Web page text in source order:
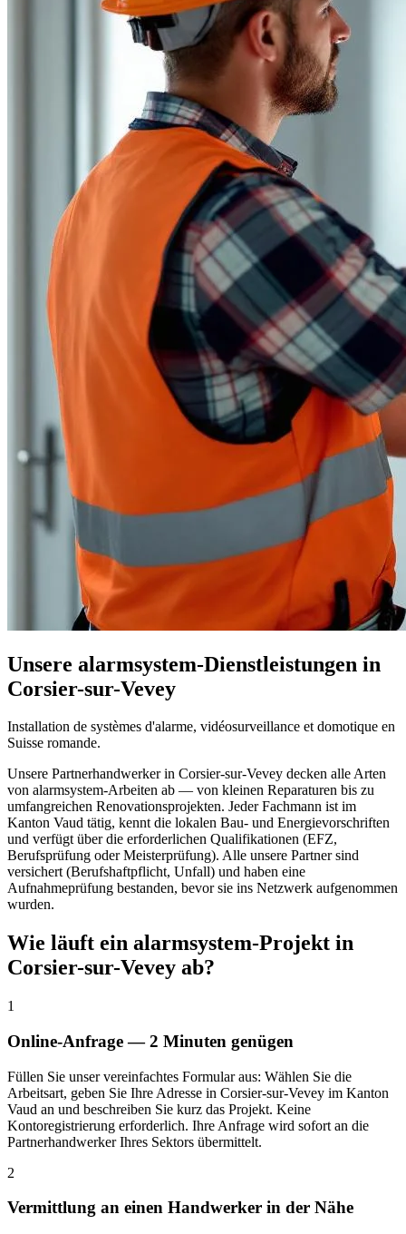
Unsere alarmsystem-Dienstleistungen in
Corsier-sur-Vevey
Installation de systèmes d'alarme, vidéosurveillance et domotique en
Suisse romande.
Unsere Partnerhandwerker in Corsier-sur-Vevey decken alle Arten
von alarmsystem-Arbeiten ab — von kleinen Reparaturen bis zu
umfangreichen Renovationsprojekten. Jeder Fachmann ist im
Kanton Vaud tätig, kennt die lokalen Bau- und Energievorschriften
und verfügt über die erforderlichen Qualifikationen (EFZ,
Berufsprüfung oder Meisterprüfung). Alle unsere Partner sind
versichert (Berufshaftpflicht, Unfall) und haben eine
Aufnahmeprüfung bestanden, bevor sie ins Netzwerk aufgenommen
wurden.
Wie läuft ein alarmsystem-Projekt in
Corsier-sur-Vevey ab?
1
Online-Anfrage — 2 Minuten genügen
Füllen Sie unser vereinfachtes Formular aus: Wählen Sie die
Arbeitsart, geben Sie Ihre Adresse in Corsier-sur-Vevey im Kanton
Vaud an und beschreiben Sie kurz das Projekt. Keine
Kontoregistrierung erforderlich. Ihre Anfrage wird sofort an die
Partnerhandwerker Ihres Sektors übermittelt.
2
Vermittlung an einen Handwerker in der Nähe